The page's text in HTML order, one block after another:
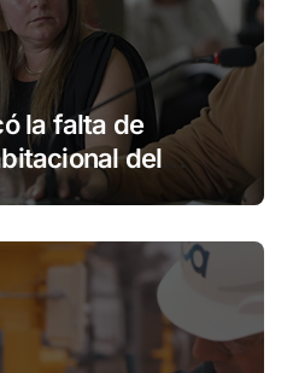
la falta de
del
deja afuera a